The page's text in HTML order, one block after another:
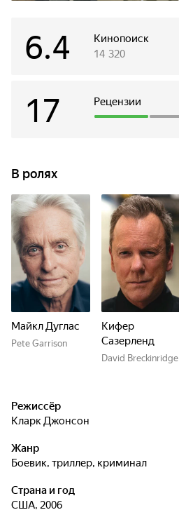
Кинопоиск
6.4 14 320
Рецензии
17
В ролях
Майкл Дуглас
Pete Garrison
Кифер
Сазерленд
David Breckinridge
Режиссёр
Кларк Джонсон
Жанр
боевик, триллер, криминал
Страна и год
США, 2006